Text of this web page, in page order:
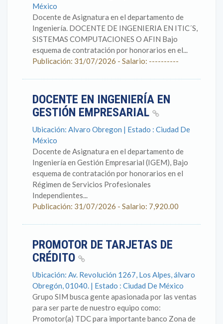
México
Docente de Asignatura en el departamento de
Ingeniería. DOCENTE DE INGENIERIA EN ITIC´S,
SISTEMAS COMPUTACIONES O AFIN Bajo
esquema de contratación por honorarios en el...
Publicación: 31/07/2026 - Salario: ----------
DOCENTE EN INGENIERÍA EN
GESTIÓN EMPRESARIAL
Ubicación: Alvaro Obregon | Estado : Ciudad De
México
Docente de Asignatura en el departamento de
Ingeniería en Gestión Empresarial (IGEM), Bajo
esquema de contratación por honorarios en el
Régimen de Servicios Profesionales
Independientes...
Publicación: 31/07/2026 - Salario: 7,920.00
PROMOTOR DE TARJETAS DE
CRÉDITO
Ubicación: Av. Revolución 1267, Los Alpes, álvaro
Obregón, 01040. | Estado : Ciudad De México
Grupo SIM busca gente apasionada por las ventas
para ser parte de nuestro equipo como:
Promotor(a) TDC para importante banco Zona de